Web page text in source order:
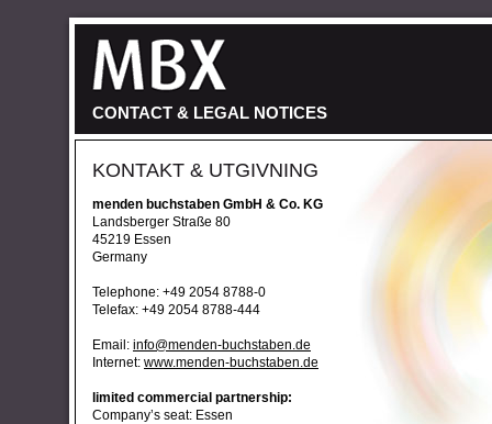
CONTACT & LEGAL NOTICES
KONTAKT & UTGIVNING
menden buchstaben GmbH & Co. KG
Landsberger Straße 80
45219 Essen
Germany
Telephone: +49 2054 8788-0
Telefax: +49 2054 8788-444
Email: info@menden-buchstaben.de
Internet: www.menden-buchstaben.de
limited commercial partnership:
Company’s seat: Essen